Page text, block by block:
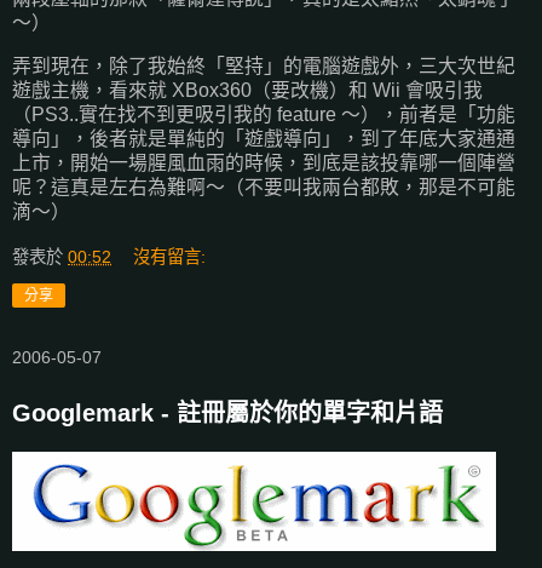
～）
弄到現在，除了我始終「堅持」的電腦遊戲外，三大次世紀
遊戲主機，看來就 XBox360（要改機）和 Wii 會吸引我
（PS3..實在找不到更吸引我的 feature ～），前者是「功能
導向」，後者就是單純的「遊戲導向」，到了年底大家通通
上市，開始一場腥風血雨的時候，到底是該投靠哪一個陣營
呢？這真是左右為難啊～（不要叫我兩台都敗，那是不可能
滴～）
發表於 00:52 沒有留言:
分享
2006-05-07
Googlemark - 註冊屬於你的單字和片語